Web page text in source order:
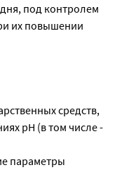
под контролем
их повышении
средств,
pH (в том числе -
параметры